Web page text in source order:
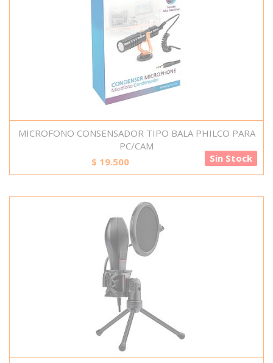
MICROFONO CONSENSADOR TIPO BALA PHILCO PARA
PC/CAM
$ 19.500 Sin Stock